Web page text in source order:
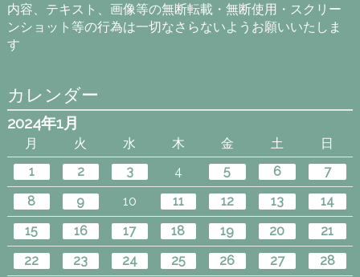
内容、テキスト、画像等の無断転載・無断使用・スクリー
ンショット等の行為は一切なさらないようお願いいたしま
す
カレンダー
2024年1月
月 火 水 木 金 土
日
1
2 3 4 5 6
7
8
9 10 11 12 13
14
15
16 17 18 19 20
21
22
23 24 25 26 27
28